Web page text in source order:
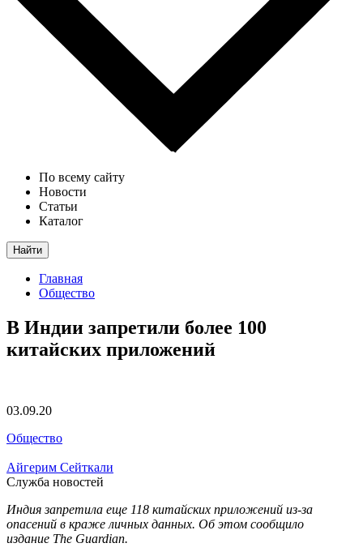
По всему сайту
Новости
Статьи
Каталог
Найти
Главная
Общество
В Индии запретили более 100
китайских приложений
03.09.20
Общество
Айгерим Сейткали
Служба новостей
Индия запретила еще 118 китайских приложений из-за
опасений в краже личных данных. Об этом сообщило
издание The Guardian.